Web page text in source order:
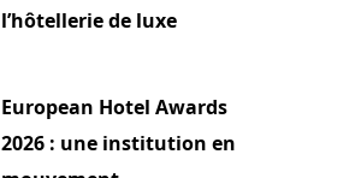
l’hôtellerie de luxe
European Hotel Awards
2026 : une institution en